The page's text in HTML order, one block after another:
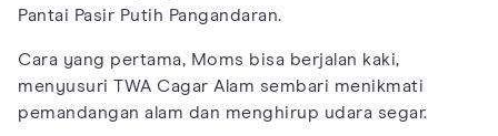
Pantai Pasir Putih Pangandaran.
Cara yang pertama, Moms bisa berjalan kaki,
menyusuri TWA Cagar Alam sembari menikmati
pemandangan alam dan menghirup udara segar.